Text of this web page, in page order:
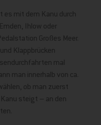
es mit dem Kanu durch
Ihlow oder
Großes Meer.
Klappbrücken
mal
man innerhalb von ca.
ob man zuerst
steigt – an den